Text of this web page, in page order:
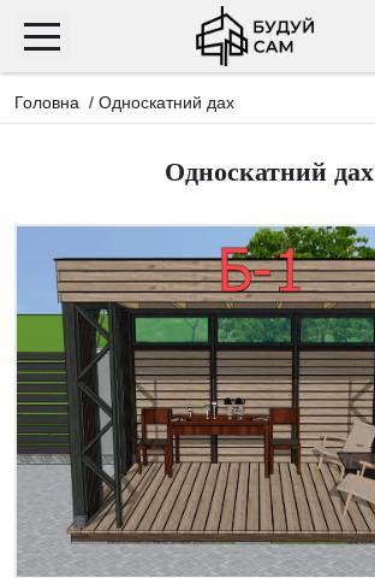
Головна / Односкатний дах
Односкатний дах